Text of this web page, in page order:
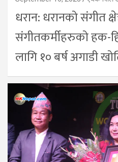
धरान: धरानको संगीत
संगीतकर्मीहरुको हक-
लागि १० बर्ष अगाडी